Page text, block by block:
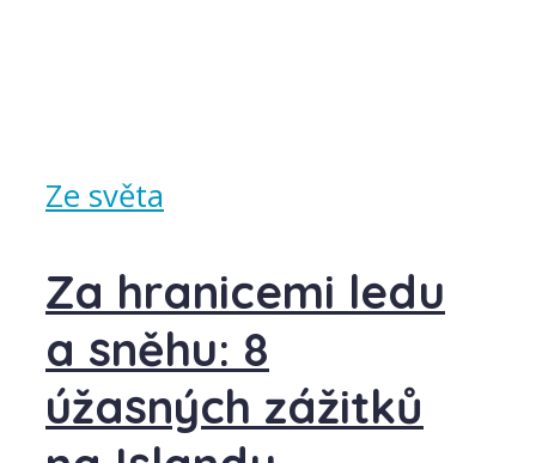
Ze světa
Za hranicemi ledu
a sněhu: 8
úžasných zážitků